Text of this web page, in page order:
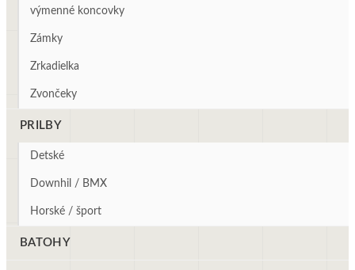
výmenné koncovky
Zámky
Zrkadielka
Zvončeky
PRILBY
Detské
Downhil / BMX
Horské / šport
BATOHY